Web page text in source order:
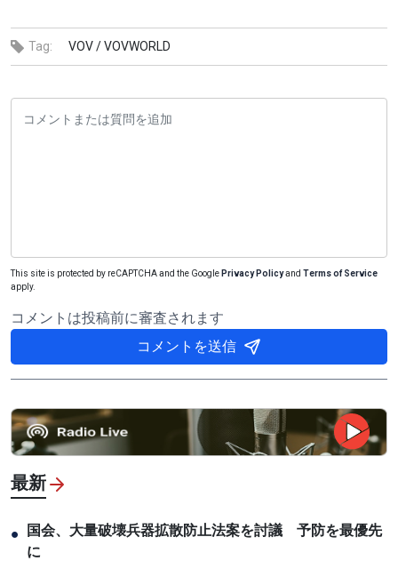
Tag: VOV /VOVWORLD
This site is protected by reCAPTCHA and the Google Privacy Policyand Terms of Service
apply.
コメントは投稿前に審査されます
コメントを送信
最新
●
国会、大量破壊兵器拡散防止法案を討議 予防を最優先
に